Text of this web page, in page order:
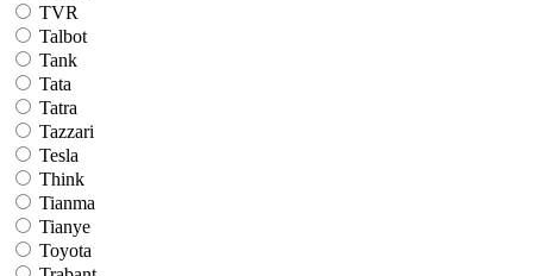
TVR
Talbot
Tank
Tata
Tatra
Tazzari
Tesla
Think
Tianma
Tianye
Toyota